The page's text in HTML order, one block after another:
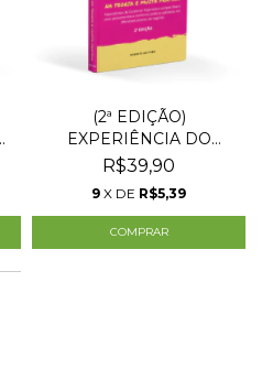
(2ª EDIÇÃO)
EXPERIÊNCIA DO
CLIENTE: NA T...
R$39,90
9 X DE R$5,39